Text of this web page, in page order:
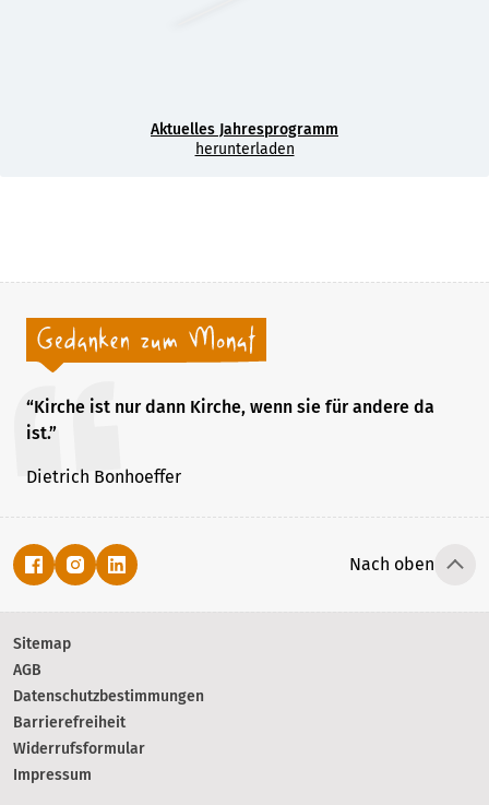
Aktuelles Jahresprogramm
herunterladen
“Kirche ist nur dann Kirche, wenn sie für andere da
ist.”
Dietrich Bonhoeffer
Nach oben
Sitemap
AGB
Datenschutzbestimmungen
Barrierefreiheit
Widerrufsformular
Impressum